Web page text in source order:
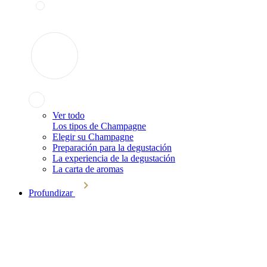
Ver todo
Los tipos de Champagne
Elegir su Champagne
Preparación para la degustación
La experiencia de la degustación
La carta de aromas
Profundizar